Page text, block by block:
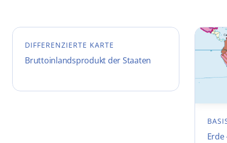
DIFFERENZIERTE KARTE
Bruttoinlandsprodukt der Staaten